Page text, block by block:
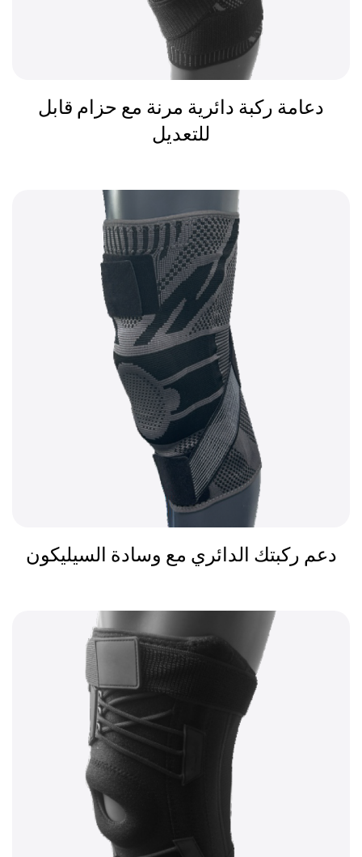
دعامة ركبة دائرية مرنة مع حزام قابل
للتعديل
دعم ركبتك الدائري مع وسادة السيليكون